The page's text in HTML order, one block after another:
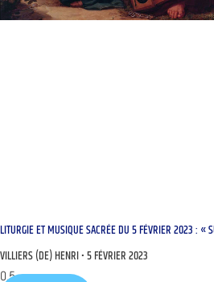
LITURGIE ET MUSIQUE SACRÉE DU 5 FÉVRIER 2023 : «
VILLIERS (DE) HENRI 5 FÉVRIER 2023